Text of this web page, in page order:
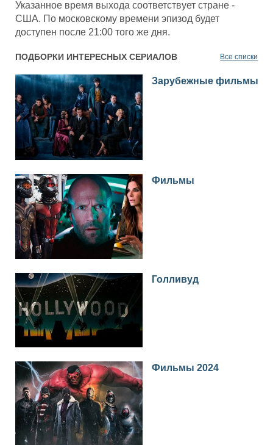
Указанное время выхода соответствует стране -
США. По московскому времени эпизод будет
доступен после 21:00 того же дня.
ПОДБОРКИ ИНТЕРЕСНЫХ СЕРИАЛОВ Все списки
Зарубежные фильмы
Фильмы
Голливуд
Фильмы 2024